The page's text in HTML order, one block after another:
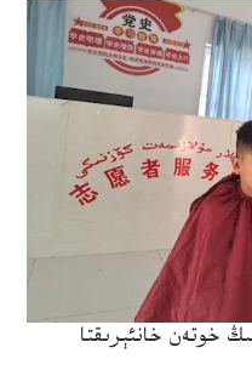
خوتەن خانئېرىقتا